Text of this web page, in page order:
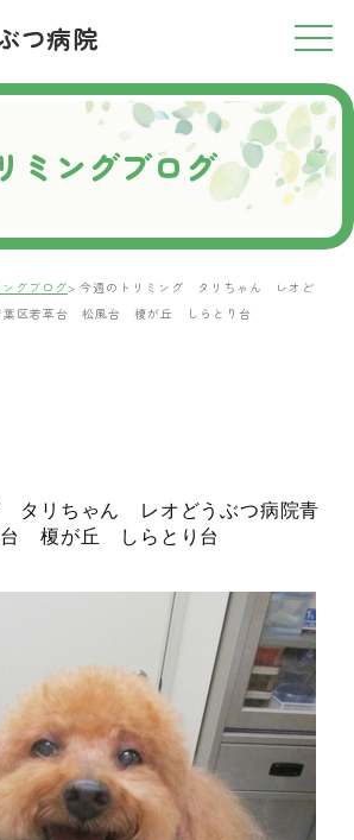
つ病院
ご予約について
ミングブログ
ングブログ
今週のトリミング タリちゃん レオど
葉区若草台 松風台 榎が丘 しらとり台
タリちゃん レオどうぶつ病院青
榎が丘 しらとり台